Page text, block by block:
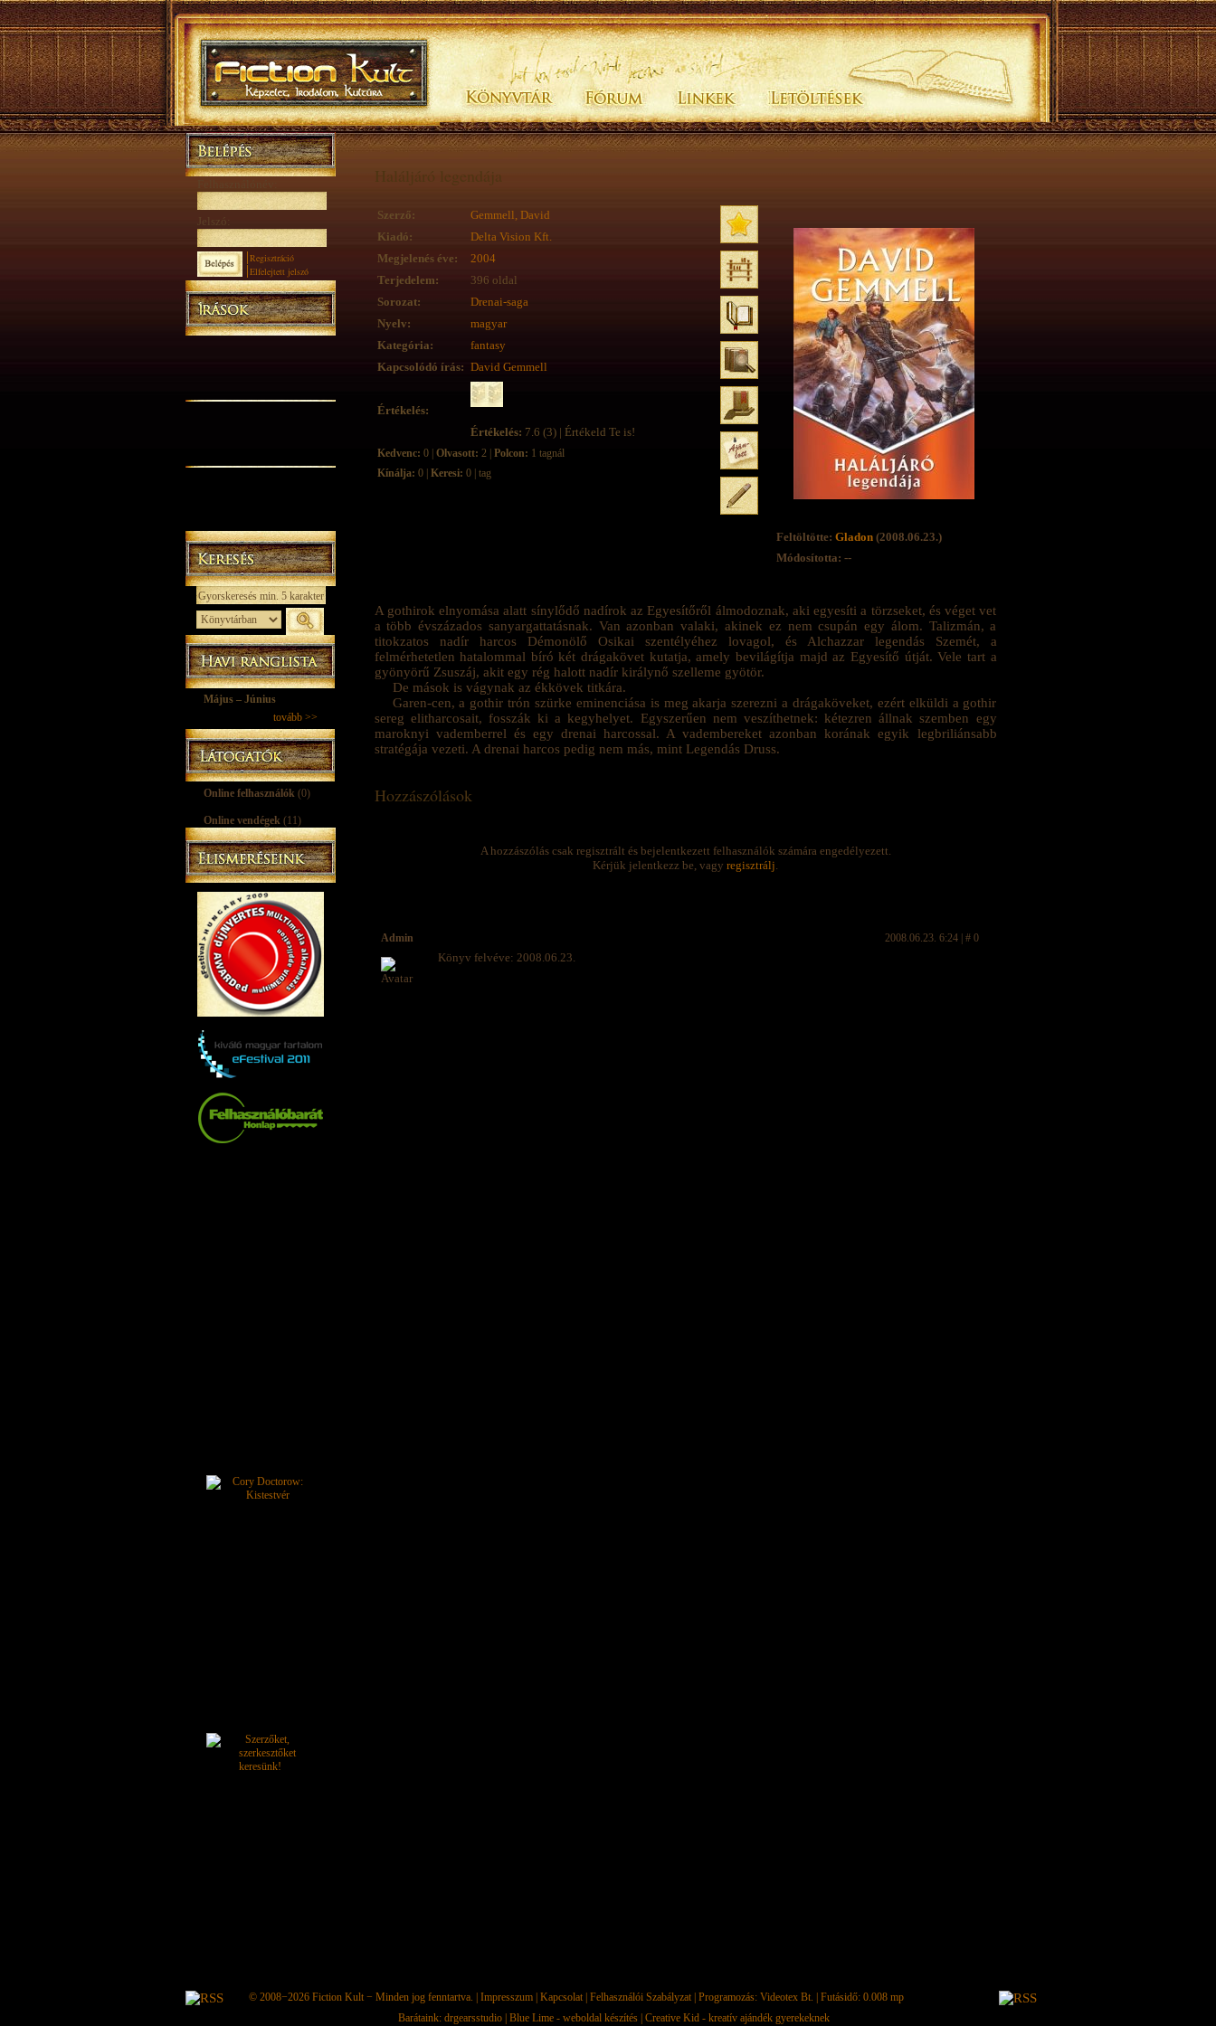
Jelszó:
Regisztráció
Elfelejtett jelszó
Május – Június
tovább >>
Online felhasználók (0)
Online vendégek(11)
Haláljáró legendája
Feltöltötte: Gladon(2008.06.23.)
Módosította: --
Szerző:
Gemmell, David
Kiadó:
Delta Vision Kft.
Megjelenés éve:
2004
Terjedelem:
396 oldal
Sorozat:
Drenai-saga
Nyelv:
magyar
Kategória:
fantasy
Kapcsolódó írás: David Gemmell
Értékelés:
Értékelés: 7.6 (3) | Értékeld Te is!
Kedvenc: 0 | Olvasott: 2 | Polcon: 1 tagnál
Kínálja: 0 | Keresi: 0 | tag
A gothirok elnyomása alatt sínylődő nadírok az Egyesítőről álmodoznak, aki egyesíti a törzseket, és véget vet
a több évszázados sanyargattatásnak. Van azonban valaki, akinek ez nem csupán egy álom. Talizmán, a
titokzatos nadír harcos Démonölő Osikai szentélyéhez lovagol, és Alchazzar legendás Szemét, a
felmérhetetlen hatalommal bíró két drágakövet kutatja, amely bevilágítja majd az Egyesítő útját. Vele tart a
gyönyörű Zsuszáj, akit egy rég halott nadír királynő szelleme gyötör.
De mások is vágynak az ékkövek titkára.
Garen-cen, a gothir trón szürke eminenciása is meg akarja szerezni a drágaköveket, ezért elküldi a gothir
sereg elitharcosait, fosszák ki a kegyhelyet. Egyszerűen nem veszíthetnek: kétezren állnak szemben egy
maroknyi vademberrel és egy drenai harcossal. A vadembereket azonban korának egyik legbriliánsabb
stratégája vezeti. A drenai harcos pedig nem más, mint Legendás Druss.
Hozzászólások
A hozzászólás csak regisztrált és bejelentkezett felhasználók számára engedélyezett.
Kérjük jelentkezz be, vagy regisztrálj.
Admin 2008.06.23. 6:24 | # 0
Könyv felvéve: 2008.06.23.
© 2008−2026 Fiction Kult− Minden jog fenntartva. | Impresszum| Kapcsolat| Felhasználói Szabályzat| Programozás: Videotex Bt. | Futásidő: 0.008 mp
Barátaink: drgearsstudio| Blue Lime - weboldal készítés| Creative Kid - kreatív ajándék gyerekeknek